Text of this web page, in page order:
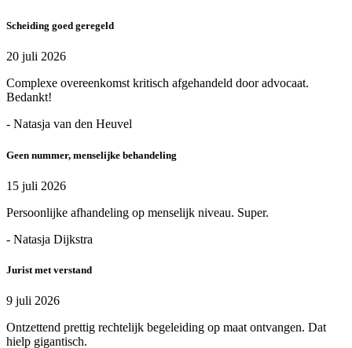
Scheiding goed geregeld
20 juli 2026
Complexe overeenkomst kritisch afgehandeld door advocaat.
Bedankt!
- Natasja van den Heuvel
Geen nummer, menselijke behandeling
15 juli 2026
Persoonlijke afhandeling op menselijk niveau. Super.
- Natasja Dijkstra
Jurist met verstand
9 juli 2026
Ontzettend prettig rechtelijk begeleiding op maat ontvangen. Dat
hielp gigantisch.